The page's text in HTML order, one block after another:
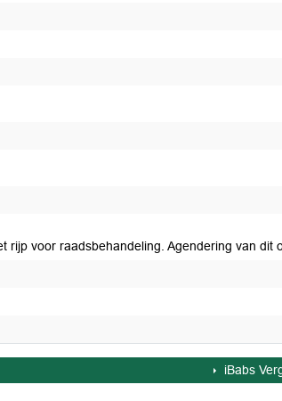
rijp voor raadsbehandeling. Agendering van dit
iBabs